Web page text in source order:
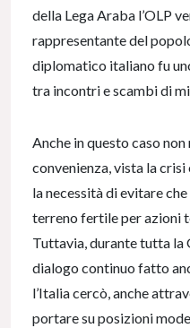
della Lega Araba l’OLP
rappresentante del
diplomatico italiano fu
tra incontri e scambi di
Anche in questo caso
convenienza, vista la
la necessità di evitare
terreno fertile per azioni
Tuttavia, durante tutta la
dialogo continuo fatto
l’Italia cercò, anche
portare su posizioni